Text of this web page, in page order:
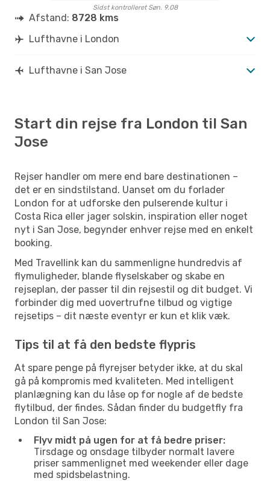
Sidst kontrolleret Søn. 9.08
Afstand: 8728 kms
Lufthavne i London
Lufthavne i San Jose
Start din rejse fra London til San
Jose
Rejser handler om mere end bare destinationen –
det er en sindstilstand. Uanset om du forlader
London for at udforske den pulserende kultur i
Costa Rica eller jager solskin, inspiration eller noget
nyt i San Jose, begynder enhver rejse med en enkelt
booking.
Med Travellink kan du sammenligne hundredvis af
flymuligheder, blande flyselskaber og skabe en
rejseplan, der passer til din rejsestil og dit budget. Vi
forbinder dig med uovertrufne tilbud og vigtige
rejsetips – dit næste eventyr er kun et klik væk.
Tips til at få den bedste flypris
At spare penge på flyrejser betyder ikke, at du skal
gå på kompromis med kvaliteten. Med intelligent
planlægning kan du låse op for nogle af de bedste
flytilbud, der findes. Sådan finder du budgetfly fra
London til San Jose:
Flyv midt på ugen for at få bedre priser:
Tirsdage og onsdage tilbyder normalt lavere
priser sammenlignet med weekender eller dage
med spidsbelastning.